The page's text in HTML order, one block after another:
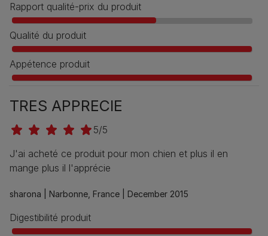
Rapport qualité-prix du produit
Qualité du produit
Appétence produit
TRES APPRECIE
5/5
J'ai acheté ce produit pour mon chien et plus il en
mange plus il l'apprécie
sharona | Narbonne, France | December 2015
Digestibilité produit